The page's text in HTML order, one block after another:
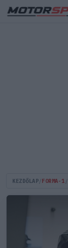
KEZDŐLAP FORMA-1